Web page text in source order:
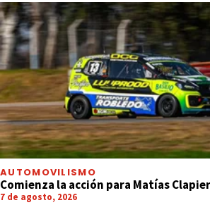
AUTOMOVILISMO
Comienza la acción para Matías
7 de agosto, 2026